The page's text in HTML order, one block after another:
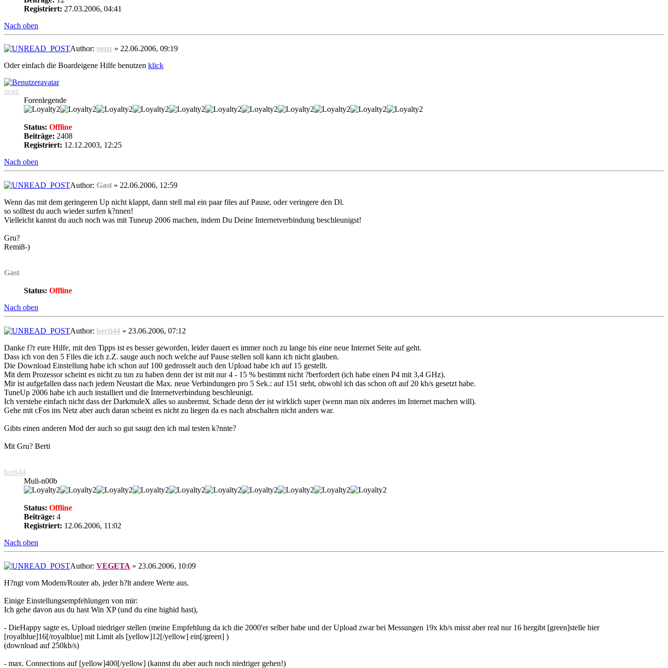
Registriert: 27.03.2006, 04:41
Nach oben
Author: neuz » 22.06.2006, 09:19
Oder einfach die Boardeigene Hilfe benutzen klick
neuz
Forenlegende
Status: Offline
Beiträge: 2408
Registriert: 12.12.2003, 12:25
Nach oben
Author: Gast » 22.06.2006, 12:59
Wenn das mit dem geringeren Up nicht klappt, dann stell mal ein paar files auf Pause, oder veringere den Dl.
so solltest du auch wieder surfen k?nnen!
Vielleicht kannst du auch noch was mit Tuneup 2006 machen, indem Du Deine Internetverbindung beschleunigst!
Gru?
Remi8-)
Gast
Status: Offline
Nach oben
Author: berti44 » 23.06.2006, 07:12
Danke f?r eure Hilfe, mit den Tipps ist es besser geworden, leider dauert es immer noch zu lange bis eine neue Internet Seite auf geht.
Dass ich von den 5 Files die ich z.Z. sauge auch noch welche auf Pause stellen soll kann ich nicht glauben.
Die Download Einstellung habe ich schon auf 100 gedrosselt auch den Upload habe ich auf 15 gestellt.
Mit dem Prozessor scheint es nicht zu tun zu haben denn der ist mit nur 4 - 15 % bestimmt nicht ?berfordert (ich habe einen P4 mit 3,4 GHz).
Mir ist aufgefallen dass nach jedem Neustart die Max. neue Verbindungen pro 5 Sek.: auf 151 steht, obwohl ich das schon oft auf 20 kb/s gesetzt habe.
TuneUp 2006 habe ich auch installiert und die Internetverbindung beschleunigt.
Ich verstehe einfach nicht dass der DarkmuleX alles so ausbremst. Schade denn der ist wirklich super (wenn man nix anderes im Internet machen will).
Gehe mit cFos ins Netz aber auch daran scheint es nicht zu liegen da es nach abschalten nicht anders war.
Gibts einen anderen Mod der auch so gut saugt den ich mal testen k?nnte?
Mit Gru? Berti
berti44
Muli-n00b
Status: Offline
Beiträge: 4
Registriert: 12.06.2006, 11:02
Nach oben
Author: VEGETA » 23.06.2006, 10:09
H?ngt vom Modem/Router ab, jeder h?lt andere Werte aus.
Einige Einstellungsempfehlungen von mir:
Ich gehe davon aus du hast Win XP (und du eine highid hast),
- DieHappy sagte es, Upload niedriger stellen (meine Empfehlung da ich die 2000'er selber habe und der Upload zwar bei Messungen 19x kb/s misst aber real nur 16 hergibt [green]stelle hier
[royalblue]16[/royalblue] mit Limit als [yellow]12[/yellow] ein[/green] )
(download auf 250kb/s)
- max. Connections auf [yellow]400[/yellow] (kannst du aber auch noch niedriger gehen!)